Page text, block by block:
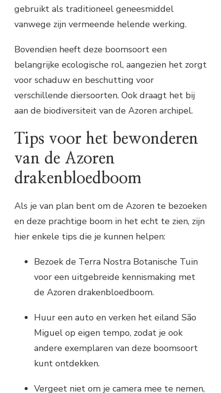
gebruikt als traditioneel geneesmiddel
vanwege zijn vermeende helende werking.
Bovendien heeft deze boomsoort een
belangrijke ecologische rol, aangezien het zorgt
voor schaduw en beschutting voor
verschillende diersoorten. Ook draagt het bij
aan de biodiversiteit van de Azoren archipel.
Tips voor het bewonderen
van de Azoren
drakenbloedboom
Als je van plan bent om de Azoren te bezoeken
en deze prachtige boom in het echt te zien, zijn
hier enkele tips die je kunnen helpen:
Bezoek de Terra Nostra Botanische Tuin
voor een uitgebreide kennismaking met
de Azoren drakenbloedboom.
Huur een auto en verken het eiland São
Miguel op eigen tempo, zodat je ook
andere exemplaren van deze boomsoort
kunt ontdekken.
Vergeet niet om je camera mee te nemen,